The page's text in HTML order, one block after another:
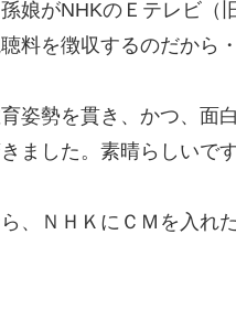
娘がNHKのＥテレビ（
料を徴収するのだから
姿勢を貫き、かつ、面
ました。素晴らしいで
ら、ＮＨＫにＣＭを